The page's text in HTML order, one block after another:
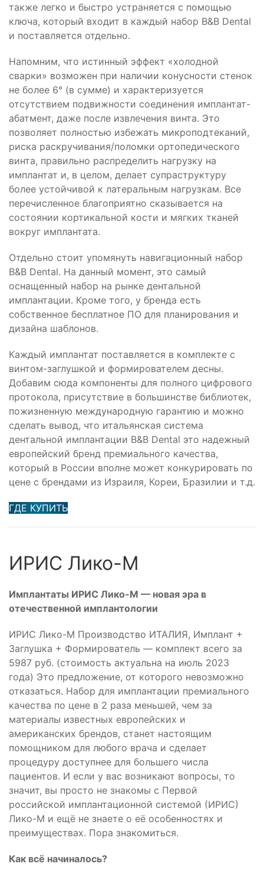
также легко и быстро устраняется с помощью
ключа, который входит в каждый набор B&B Dental
и поставляется отдельно.
Напомним, что истинный эффект «холодной
сварки» возможен при наличии конусности стенок
не более 6° (в сумме) и характеризуется
отсутствием подвижности соединения имплантат-
абатмент, даже после извлечения винта. Это
позволяет полностью избежать микроподтеканий,
риска раскручивания/поломки ортопедического
винта, правильно распределить нагрузку на
имплантат и, в целом, делает супраструктуру
более устойчивой к латеральным нагрузкам. Все
перечисленное благоприятно сказывается на
состоянии кортикальной кости и мягких тканей
вокруг имплантата.
Отдельно стоит упомянуть навигационный набор
B&B Dental. На данный момент, это самый
оснащенный набор на рынке дентальной
имплантации. Кроме того, у бренда есть
собственное бесплатное ПО для планирования и
дизайна шаблонов.
Каждый имплантат поставляется в комплекте с
винтом-заглушкой и формирователем десны.
Добавим сюда компоненты для полного цифрового
протокола, присутствие в большинстве библиотек,
пожизненную международную гарантию и можно
сделать вывод, что итальянская система
дентальной имплантации B&B Dental это надежный
европейский бренд премиального качества,
который в России вполне может конкурировать по
цене с брендами из Израиля, Кореи, Бразилии и т.д.
ГДЕ КУПИТЬ
ИРИС Лико-М
Имплантаты ИРИС Лико-М — новая эра в
отечественной имплантологии
ИРИС Лико-М Производство ИТАЛИЯ, Имплант +
Заглушка + Формирователь — комплект всего за
5987 руб. (стоимость актуальна на июль 2023
года) Это предложение, от которого невозможно
отказаться. Набор для имплантации премиального
качества по цене в 2 раза меньшей, чем за
материалы известных европейских и
американских брендов, станет настоящим
помощником для любого врача и сделает
процедуру доступнее для большего числа
пациентов. И если у вас возникают вопросы, то
значит, вы просто не знакомы с Первой
российской имплантационной системой (ИРИС)
Лико-М и ещё не знаете о её особенностях и
преимуществах. Пора знакомиться.
Как всё начиналось?